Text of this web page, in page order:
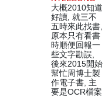
大概2010知道
好讀, 就三不
五時來此找書,
原本只有看書
時順便回報一
些文字勘誤,
後來2015開始
幫忙周博士製
作電子書, 主
要是OCR檔案